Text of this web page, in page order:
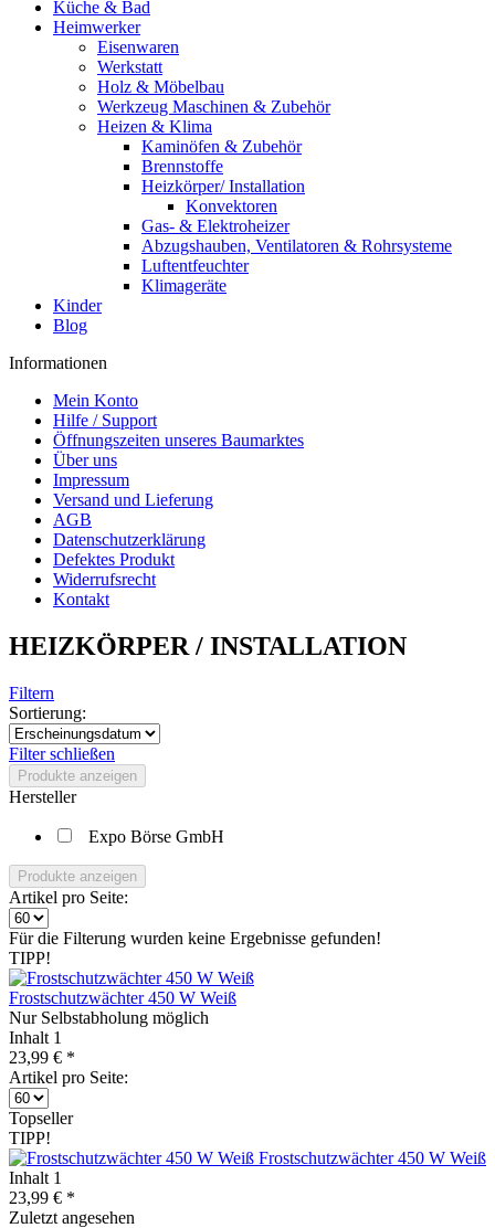
Küche & Bad
Heimwerker
Eisenwaren
Werkstatt
Holz & Möbelbau
Werkzeug Maschinen & Zubehör
Heizen & Klima
Kaminöfen & Zubehör
Brennstoffe
Heizkörper/ Installation
Konvektoren
Gas- & Elektroheizer
Abzugshauben, Ventilatoren & Rohrsysteme
Luftentfeuchter
Klimageräte
Kinder
Blog
Informationen
Mein Konto
Hilfe / Support
Öffnungszeiten unseres Baumarktes
Über uns
Impressum
Versand und Lieferung
AGB
Datenschutzerklärung
Defektes Produkt
Widerrufsrecht
Kontakt
HEIZKÖRPER / INSTALLATION
Filtern
Sortierung:
Filter schließen
Produkte anzeigen
Hersteller
Expo Börse GmbH
Produkte anzeigen
Artikel pro Seite:
Für die Filterung wurden keine Ergebnisse gefunden!
TIPP!
Frostschutzwächter 450 W Weiß
Nur Selbstabholung möglich
Inhalt 1
23,99 € *
Artikel pro Seite:
Topseller
TIPP!
Frostschutzwächter 450 W Weiß
Inhalt 1
23,99 € *
Zuletzt angesehen